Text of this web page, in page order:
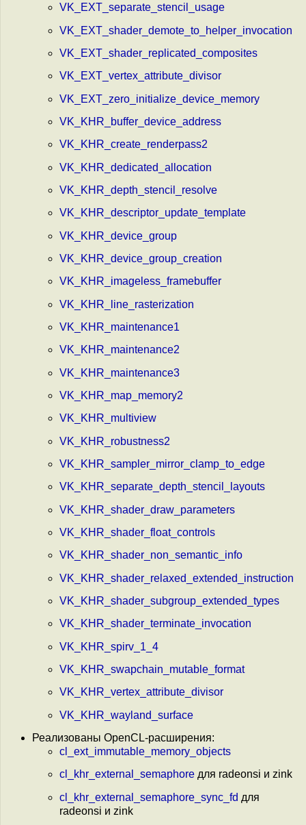
VK_EXT_separate_stencil_usage
VK_EXT_shader_demote_to_helper_invocation
VK_EXT_shader_replicated_composites
VK_EXT_vertex_attribute_divisor
VK_EXT_zero_initialize_device_memory
VK_KHR_buffer_device_address
VK_KHR_create_renderpass2
VK_KHR_dedicated_allocation
VK_KHR_depth_stencil_resolve
VK_KHR_descriptor_update_template
VK_KHR_device_group
VK_KHR_device_group_creation
VK_KHR_imageless_framebuffer
VK_KHR_line_rasterization
VK_KHR_maintenance1
VK_KHR_maintenance2
VK_KHR_maintenance3
VK_KHR_map_memory2
VK_KHR_multiview
VK_KHR_robustness2
VK_KHR_sampler_mirror_clamp_to_edge
VK_KHR_separate_depth_stencil_layouts
VK_KHR_shader_draw_parameters
VK_KHR_shader_float_controls
VK_KHR_shader_non_semantic_info
VK_KHR_shader_relaxed_extended_instruction
VK_KHR_shader_subgroup_extended_types
VK_KHR_shader_terminate_invocation
VK_KHR_spirv_1_4
VK_KHR_swapchain_mutable_format
VK_KHR_vertex_attribute_divisor
VK_KHR_wayland_surface
Реализованы OpenCL-расширения:
cl_ext_immutable_memory_objects
cl_khr_external_semaphore для radeonsi и zink
cl_khr_external_semaphore_sync_fd для
radeonsi и zink